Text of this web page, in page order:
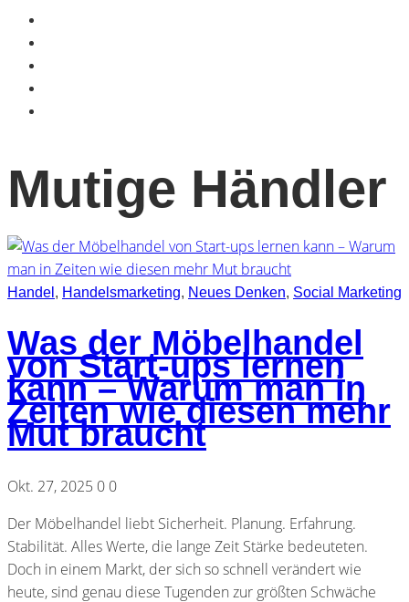
Mutige Händler
Handel , Handelsmarketing, Neues Denken, Social Marketing
Was der Möbelhandel
von Start-ups lernen
kann – Warum man in
Zeiten wie diesen mehr
Mut braucht
Okt. 27, 2025 0 0
Der Möbelhandel liebt Sicherheit. Planung. Erfahrung.
Stabilität. Alles Werte, die lange Zeit Stärke bedeuteten.
Doch in einem Markt, der sich so schnell verändert wie
heute, sind genau diese Tugenden zur größten Schwäche